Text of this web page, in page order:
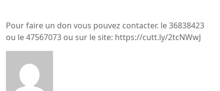
Pour faire un don vous pouvez contacter. le 36838423
ou le 47567073 ou sur le site: https://cutt.ly/2tcNWwJ